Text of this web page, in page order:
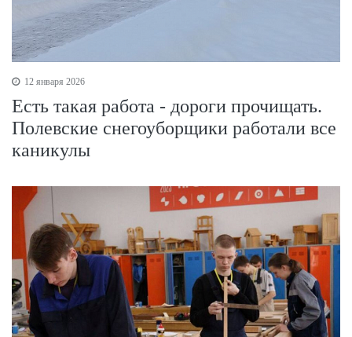
12 января 2026
Есть такая работа - дороги прочищать.
Полевские снегоуборщики работали все
каникулы